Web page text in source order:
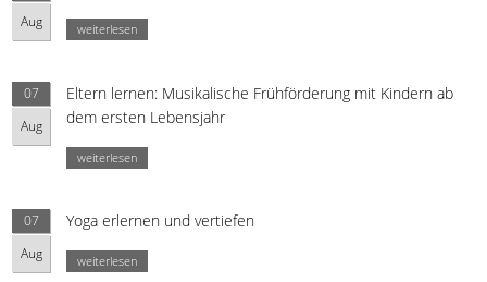
Aug
weiterlesen
07
Aug
Eltern lernen: Musikalische Frühförderung mit Kindern ab
dem ersten Lebensjahr
weiterlesen
07
Aug
Yoga erlernen und vertiefen
weiterlesen